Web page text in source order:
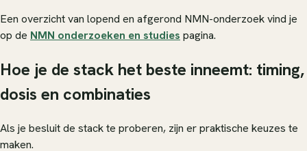
Een overzicht van lopend en afgerond NMN-onderzoek vind je
op de NMN onderzoeken en studies pagina.
Hoe je de stack het beste inneemt: timing,
dosis en combinaties
Als je besluit de stack te proberen, zijn er praktische keuzes te
maken.